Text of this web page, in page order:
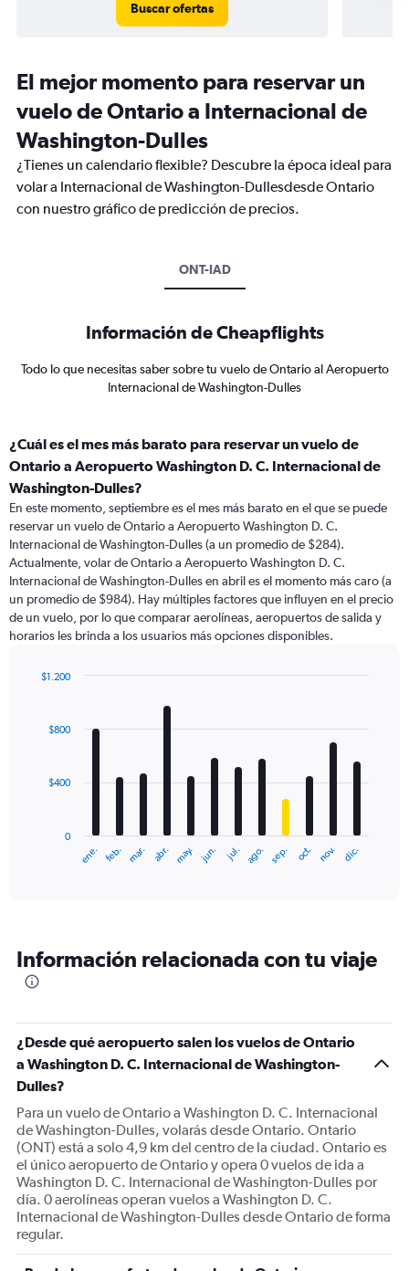
Buscar ofertas
El mejor momento para reservar un
vuelo de Ontario a Internacional de
Washington-Dulles
¿Tienes un calendario flexible? Descubre la época ideal para
volar a Internacional de Washington-Dullesdesde Ontario
con nuestro gráfico de predicción de precios.
ONT-IAD
Información de Cheapflights
Todo lo que necesitas saber sobre tu vuelo de Ontario al Aeropuerto
Internacional de Washington-Dulles
¿Cuál es el mes más barato para reservar un vuelo de
Ontario a Aeropuerto Washington D. C. Internacional de
Washington-Dulles?
En este momento, septiembre es el mes más barato en el que se puede
reservar un vuelo de Ontario a Aeropuerto Washington D. C.
Internacional de Washington-Dulles (a un promedio de $284).
Actualmente, volar de Ontario a Aeropuerto Washington D. C.
Internacional de Washington-Dulles en abril es el momento más caro (a
un promedio de $984). Hay múltiples factores que influyen en el precio
de un vuelo, por lo que comparar aerolíneas, aeropuertos de salida y
horarios les brinda a los usuarios más opciones disponibles.
with
The
categories.
The
Y
axis
displaying
Range:
0
to
1200.
ene. feb. mar. abr. may. jun. jul. ago. sep. oct. nov. dic.
0
$400
$800
$1.200
Información relacionada con tu viaje
¿Desde qué aeropuerto salen los vuelos de Ontario
a Washington D. C. Internacional de Washington-
Dulles?
Para un vuelo de Ontario a Washington D. C. Internacional
de Washington-Dulles, volarás desde Ontario. Ontario
(ONT) está a solo 4,9 km del centro de la ciudad. Ontario es
el único aeropuerto de Ontario y opera 0 vuelos de ida a
Washington D. C. Internacional de Washington-Dulles por
día. 0 aerolíneas operan vuelos a Washington D. C.
Internacional de Washington-Dulles desde Ontario de forma
regular.